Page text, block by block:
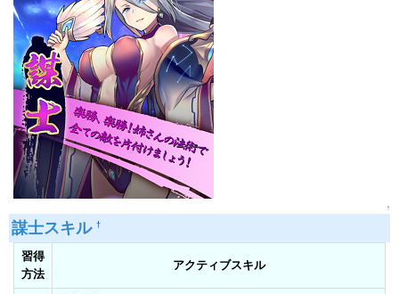
↑
謀士スキル †
習得
方法
アクティブスキル